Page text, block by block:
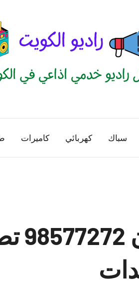
الكويت
منصة
اذاعية
سباك كهربائي كاميرات
فني